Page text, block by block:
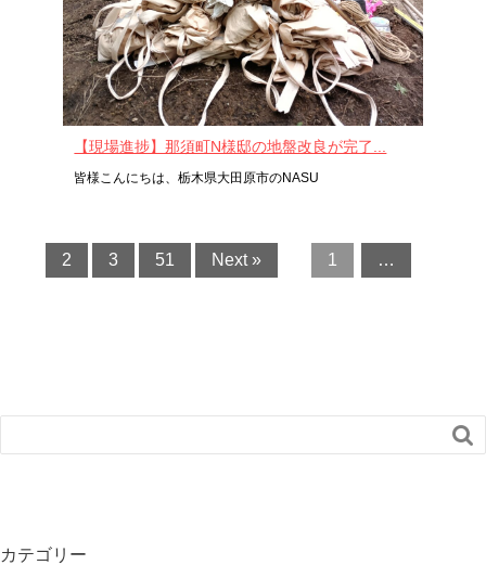
【現場進捗】那須町N様邸の地盤改良が完了...
皆様こんにちは、栃木県大田原市のNASU
1
2 3 …
51 Next »

カテゴリー